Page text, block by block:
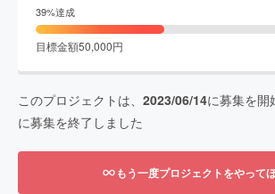
39%達成
目標金額50,000円
このプロジェクトは、 2023/06/14に募集を開
に募集を終了しました
もう一度プロジェクトをやって